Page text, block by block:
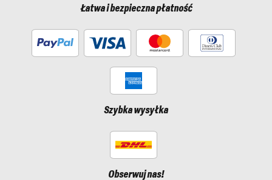
Łatwa i bezpieczna płatność
Szybka wysyłka
Obserwuj nas!